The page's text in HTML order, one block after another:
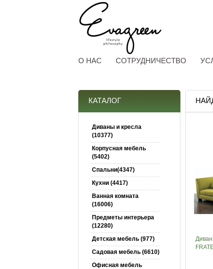
О НАС СОТРУДНИЧЕСТВО
КАТАЛОГ
Диваны и кресла
(10377)
Корпусная мебель
(5402)
Спальни(4347)
Кухни (4417)
Ванная комната
(16006)
Предметы интерьера
(12280)
Детская мебель (977)
Садовая мебель (6610)
Офисная мебель